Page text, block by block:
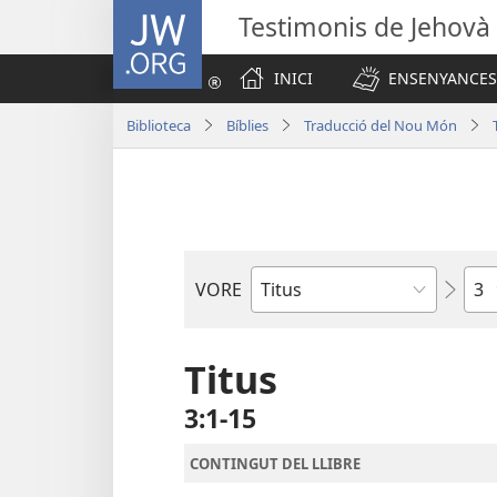
JW.ORG Testimonis de Jehovà
INICI
Biblioteca Bíblies Traducció del Nou Món
VORE
Llibre
Titus
3:1-15
CONTINGUT DEL LLIBRE